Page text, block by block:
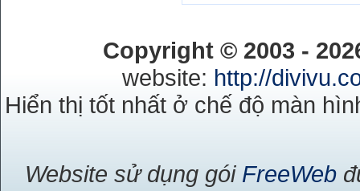
Copyright © 2003 -
website: http://
Hiển thị tốt nhất ở chế độ màn
Website sử dụng gói FreeWeb